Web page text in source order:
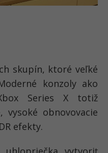
skupín, ktoré veľké
konzoly ako
Series X totiž
vysoké obnovovacie
efekty.